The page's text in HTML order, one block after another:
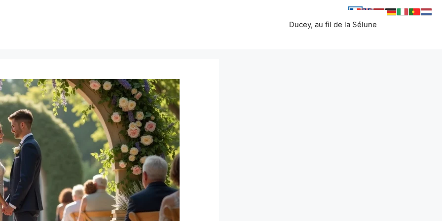
Ducey, au fil de la Sélune